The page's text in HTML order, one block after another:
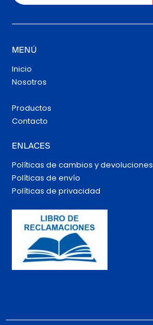
MENÚ
Inicio
Nosotros
Productos
Contacto
ENLACES
Políticas de cambios y devoluciones
Políticas de envío
Políticas de privacidad